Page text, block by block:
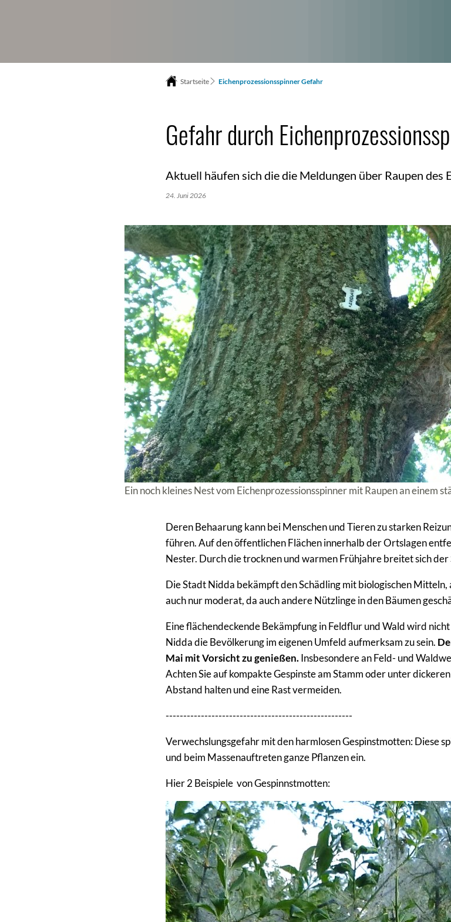
Startseite Eichenprozessionsspinner Gefahr
Gefahr durch
Aktuell häufen sich die die Meldungen über Raupen des
24. Juni 2026
Ein noch kleines Nest vom Eichenprozessionsspinner mit Raupen an einem
Deren Behaarung kann bei Menschen und Tieren zu starken
führen. Auf den öffentlichen Flächen innerhalb der Ortslagen
Nester. Durch die trocknen und warmen Frühjahre breitet sich
Die Stadt Nidda bekämpft den Schädling mit biologischen
auch nur moderat, da auch andere Nützlinge in den Bäumen
Eine flächendeckende Bekämpfung in Feldflur und Wald wird
Nidda die Bevölkerung im eigenen Umfeld aufmerksam zu sein.
Mai mit Vorsicht zu genießen.Insbesondere an Feld- und
Achten Sie auf kompakte Gespinste am Stamm oder unter
Abstand halten und eine Rast vermeiden.
-----------------------------------------------------
Verwechslungsgefahr mit den harmlosen Gespinstmotten: Diese
und beim Massenauftreten ganze Pflanzen ein.
Hier 2 Beispiele von Gespinnstmotten: